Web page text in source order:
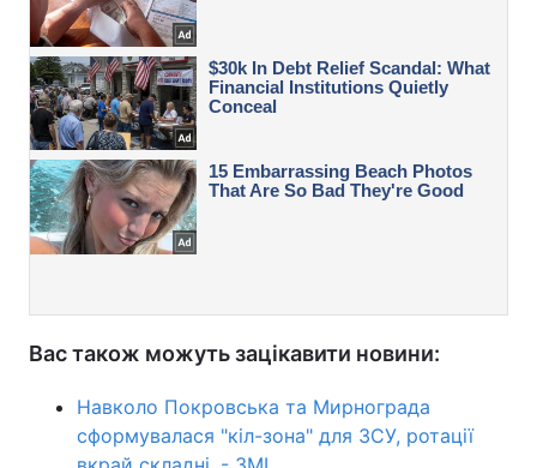
Вас також можуть зацікавити новини:
Навколо Покровська та Мирнограда
сформувалася "кіл-зона" для ЗСУ, ротації